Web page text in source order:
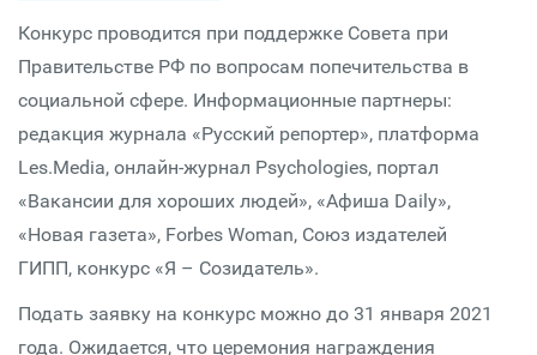
Конкурс проводится при поддержке Совета при
Правительстве РФ по вопросам попечительства в
социальной сфере. Информационные партнеры:
редакция журнала «Русский репортер», платформа
Les.Media, онлайн-журнал Psychologies, портал
«Вакансии для хороших людей», «Афиша Daily»,
«Новая газета», Forbes Woman, Союз издателей
ГИПП, конкурс «Я – Созидатель».
Подать заявку на конкурс можно до 31 января 2021
года. Ожидается, что церемония награждения